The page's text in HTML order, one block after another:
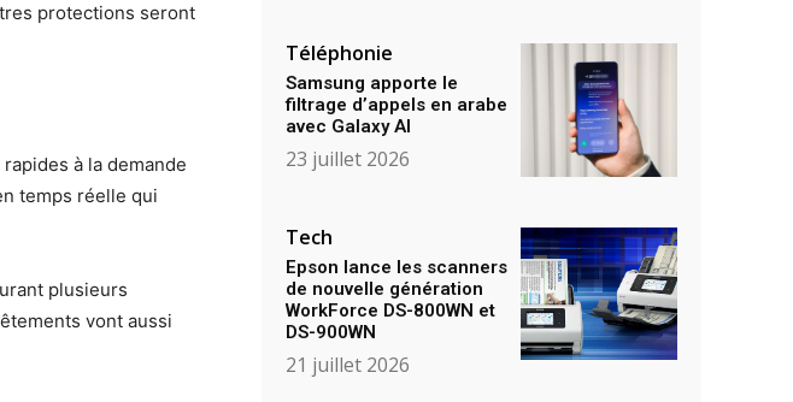
protections seront
à la demande
temps réelle qui
plusieurs
vont aussi
Téléphonie
Samsung apporte le
filtrage d’appels en arabe
avec Galaxy AI
23 juillet 2026
Tech
Epson lance les scanners
de nouvelle génération
WorkForce DS-800WN et
DS-900WN
21 juillet 2026